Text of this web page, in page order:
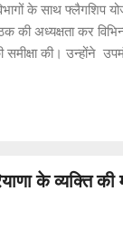
के साथ फ्लैगशिप
की अध्यक्षता कर
समीक्षा की। उन्होंने
के प्रत्येक
पंचायती राज
मंडल अधिकारी रमन
के व्यक्ति की